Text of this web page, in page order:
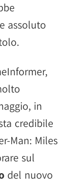
assoluto
in
credibile
Man: Miles
sul
del nuovo